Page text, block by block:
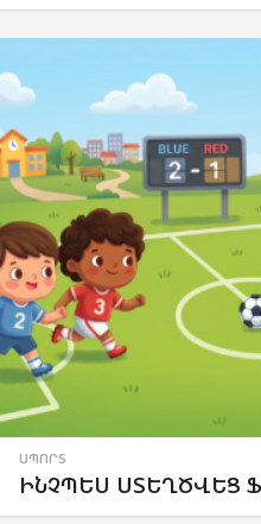
ՍՊՈՐՏ
ԻՆՉՊԵՍ ՍՏԵՂԾՎԵՑ